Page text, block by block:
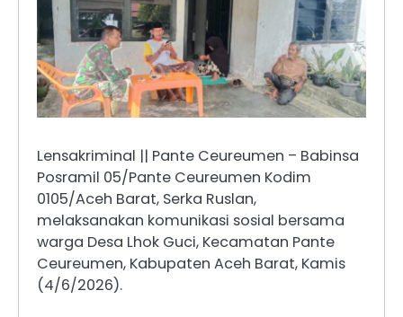
Lensakriminal || Pante Ceureumen – Babinsa
Posramil 05/Pante Ceureumen Kodim
0105/Aceh Barat, Serka Ruslan,
melaksanakan komunikasi sosial bersama
warga Desa Lhok Guci, Kecamatan Pante
Ceureumen, Kabupaten Aceh Barat, Kamis
(4/6/2026).